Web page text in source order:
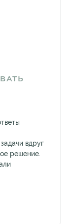
вдруг
решение.